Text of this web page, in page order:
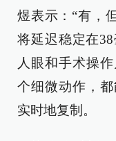
煜表示：“有，
将延迟稳定在
人眼和手术操
个细微动作，都
实时地复制。